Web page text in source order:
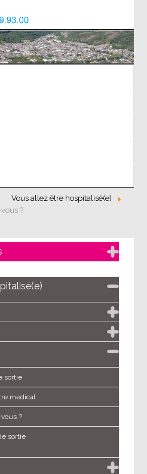
Vous allez être hospitalisé(e)
?
sortie
médical
?
sortie